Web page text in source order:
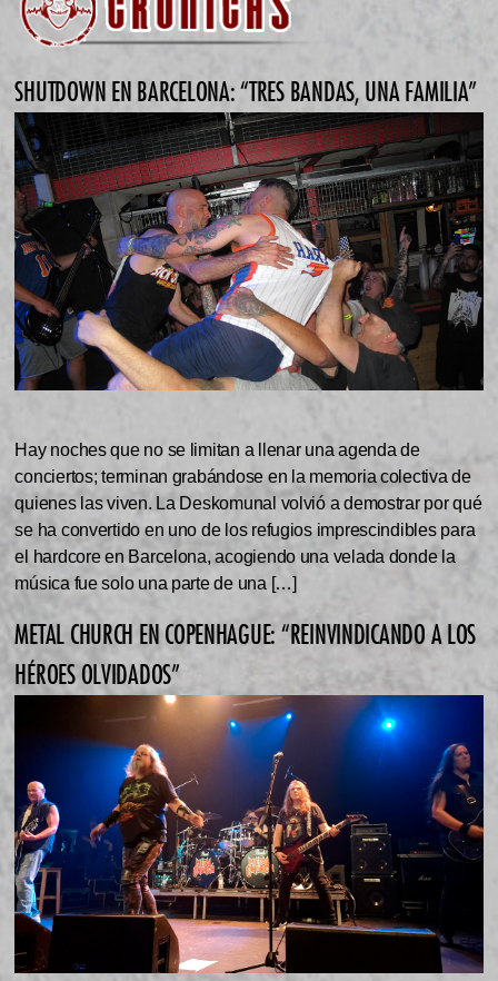
SHUTDOWN EN BARCELONA: “TRES BANDAS, UNA FAMILIA”
Hay noches que no se limitan a llenar una agenda de
conciertos; terminan grabándose en la memoria colectiva de
quienes las viven. La Deskomunal volvió a demostrar por qué
se ha convertido en uno de los refugios imprescindibles para
el hardcore en Barcelona, acogiendo una velada donde la
música fue solo una parte de una […]
METAL CHURCH EN COPENHAGUE: “REINVINDICANDO A LOS
HÉROES OLVIDADOS”